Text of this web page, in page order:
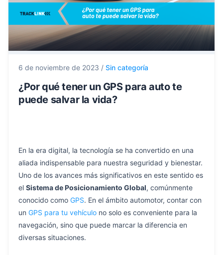
6 de noviembre de 2023 / Sin categoría
¿Por qué tener un GPS para auto te
puede salvar la vida?
En la era digital, la tecnología se ha convertido en una
aliada indispensable para nuestra seguridad y bienestar.
Uno de los avances más significativos en este sentido es
el Sistema de Posicionamiento Global, comúnmente
conocido como GPS. En el ámbito automotor, contar con
un GPS para tu vehículo no solo es conveniente para la
navegación, sino que puede marcar la diferencia en
diversas situaciones.